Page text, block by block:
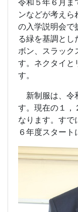
ンなどが考えら
の入学説明会で
る緑を基調とし
ボン、スラック
す。ネクタイと
す。
新制服は、令
す。現在の１，
なります。すで
６年度スタート